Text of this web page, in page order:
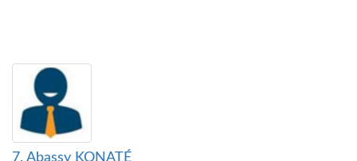
7. Abassy KONATÉ